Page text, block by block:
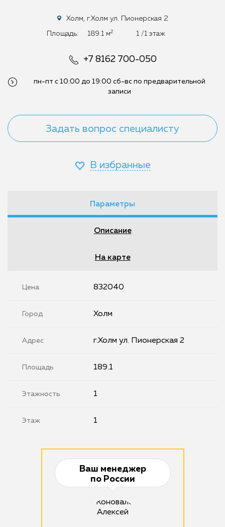
Холм, г.Холм ул. Пионерская 2
Площадь: 189.1 м2 1 /1 этаж
+7 8162 700-050
пн-пт с 10:00 до 19:00 сб-вс по предварительной
записи
Задать вопрос специалисту
В избранные
Параметры
Описание
На карте
Цена 832040
Город Холм
Адрес г.Холм ул. Пионерская 2
Площадь 189.1
Этажность 1
Этаж 1
Ваш менеджер
по России